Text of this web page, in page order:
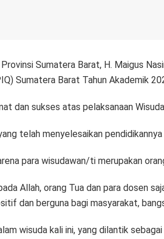
Sumatera Barat, H. Maigus
Sumatera Barat Tahun Akademik
dan sukses atas pelaksanaan
telah menyelesaikan
para wisudawan/ti merupakan
Allah, orang Tua dan para dosen
dan berguna bagi masyarakat,
wisuda kali ini, yang dilantik